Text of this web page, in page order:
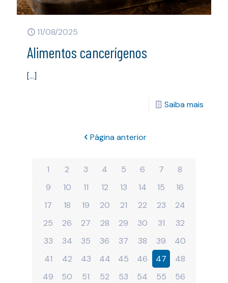
11/08/2025
Alimentos cancerígenos
[…]
Saiba mais
Página anterior
1 2 3 4 5 6 7
8
9
10 11 12 13 14 15
16
17
18 19 20 21 22 23
24
25
26 27 28 29 30 31
32
33
34 35 36 37 38 39
40
41
42 43 44 45 46 47
48
49
50 51 52 53 54 55
56